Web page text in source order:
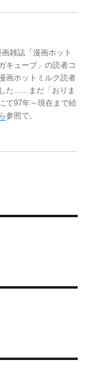
雑誌「漫画ホット
キューブ」の読者コ
画ホットミルク読者
た…...まだ「おりま
て97年～現在まで続
参照で。